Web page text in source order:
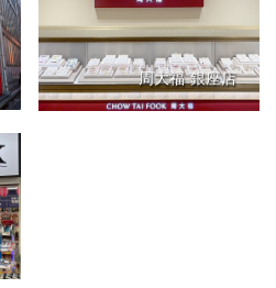
周大福 銀座店